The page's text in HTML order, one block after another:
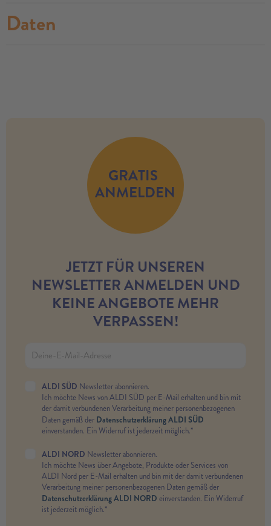
Daten
GRATIS
ANMELDEN
JETZT FÜR UNSEREN
NEWSLETTER ANMELDEN UND
KEINE ANGEBOTE MEHR
VERPASSEN!
ALDI SÜD Newsletter abonnieren.
Ich möchte News von ALDI SÜD per E-Mail erhalten und bin mit
der damit verbundenen Verarbeitung meiner personenbezogenen
Daten gemäß der Datenschutzerklärung ALDI SÜD
einverstanden. Ein Widerruf ist jederzeit möglich.*
ALDI NORD Newsletter abonnieren.
Ich möchte News über Angebote, Produkte oder Services von
ALDI Nord per E-Mail erhalten und bin mit der damit verbundenen
Verarbeitung meiner personenbezogenen Daten gemäß der
Datenschutzerklärung ALDI NORD einverstanden. Ein Widerruf
ist jederzeit möglich.*